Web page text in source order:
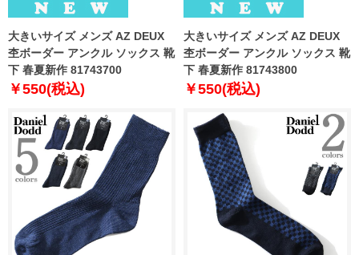
大きいサイズ メンズ AZ DEUX
杢ボーダー アンクル ソックス 靴
下 春夏新作 81743700
￥550(税込)
大きいサイズ メンズ AZ DEUX
杢ボーダー アンクル ソックス 靴
下 春夏新作 81743800
￥550(税込)